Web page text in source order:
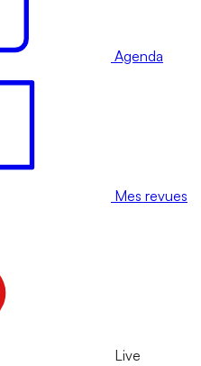
Agenda
Mes revues
Live